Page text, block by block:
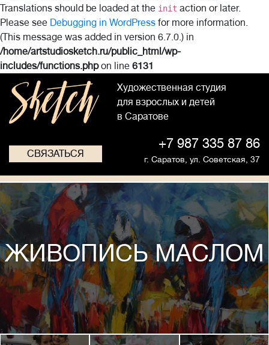
Translations should be loaded at the init action or later.
Please see Debugging in WordPress for more information.
(This message was added in version 6.7.0.) in
/home/artstudiosketch.ru/public_html/wp-
includes/functions.phpon line 6131
Художественная студия
для взрослых и детей
в Саратове
СВЯЗАТЬСЯ
+7 987 335 87 86
г. Саратов, ул. Советская, 37
ЖИВОПИСЬ МАСЛОМ